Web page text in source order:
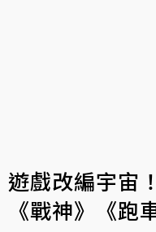
遊戲改編宇宙
《戰神》《跑